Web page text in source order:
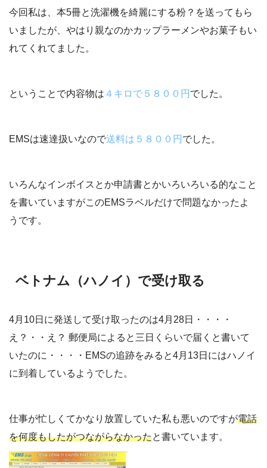
今回私は、本5冊と洗濯機を綺麗にする粉？を送ってもら
いましたが、やはり親なのかカップラーメンやお菓子もい
れてくれてました。
ということで内容物は ４キロで５８００円 でした。
EMSは速達扱いなので送料は５８００円 でした。
いろんなインボイスとか申請書とかいろいろいる的なこと
を書いていますがこのEMSラベルだけで問題なかったよ
うです。
ベトナム（ハノイ）で受け取る
4月10日に発送して受け取ったのは4月28日・・・・
え？・・え？ 郵便局によると三日くらいで届くと書いて
いたのに・・・・EMSの追跡をみると4月13日にはハノイ
に到着しているようでした。
仕事が忙しくてかなり放置していた私も悪いのですが電話
を何度もしたがつながらなかったと書いています。